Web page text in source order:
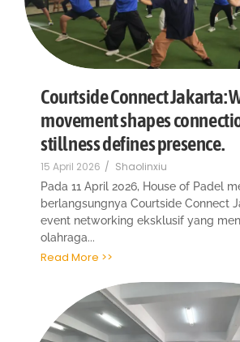
Courtside Connect Jakarta:
movement shapes
stillness defines presence.
15 April 2026 / Shaolinxiu
Pada 11 April 2026, House of Padel
berlangsungnya Courtside Connect
event networking eksklusif yang
olahraga...
Read More >>